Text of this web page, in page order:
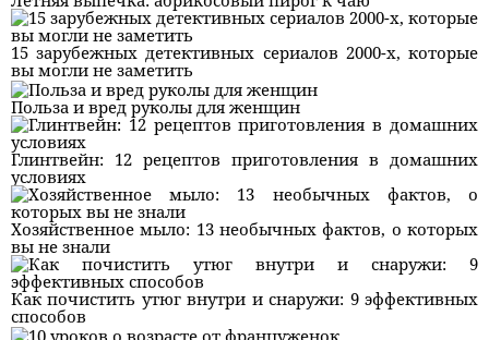
15 зарубежных детективных сериалов 2000-х, которые
вы могли не заметить
Польза и вред руколы для женщин
Глинтвейн: 12 рецептов приготовления в домашних
условиях
Хозяйственное мыло: 13 необычных фактов, о которых
вы не знали
Как почистить утюг внутри и снаружи: 9 эффективных
способов